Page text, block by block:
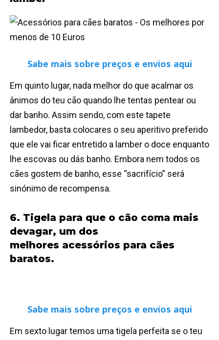
Sabe mais sobre preços e envios aqui
Em quinto lugar, nada melhor do que acalmar os
ânimos do teu cão quando lhe tentas pentear ou
dar banho. Assim sendo, com este tapete
lambedor, basta colocares o seu aperitivo preferido
que ele vai ficar entretido a lamber o doce enquanto
lhe escovas ou dás banho. Embora nem todos os
cães gostem de banho, esse “sacrifício” será
sinónimo de recompensa.
6. Tigela para que o cão coma mais
devagar, um dos
melhores acessórios para cães
baratos.
Sabe mais sobre preços e envios aqui
Em sexto lugar temos uma tigela perfeita se o teu